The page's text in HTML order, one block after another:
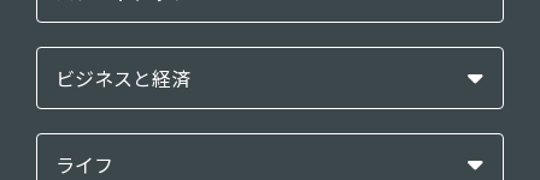
ビジネスと経済
ライフ